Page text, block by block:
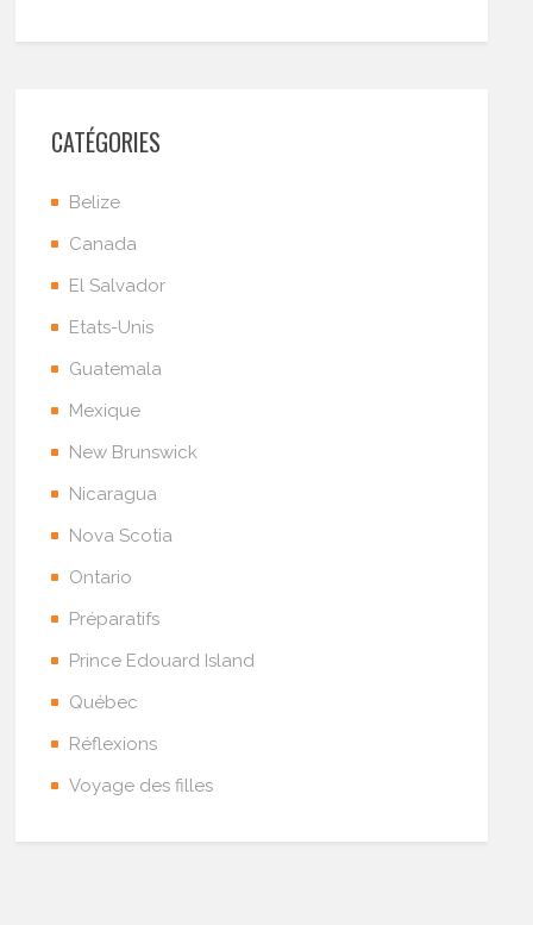
CATÉGORIES
Belize
Canada
El Salvador
Etats-Unis
Guatemala
Mexique
New Brunswick
Nicaragua
Nova Scotia
Ontario
Préparatifs
Prince Edouard Island
Québec
Réflexions
Voyage des filles